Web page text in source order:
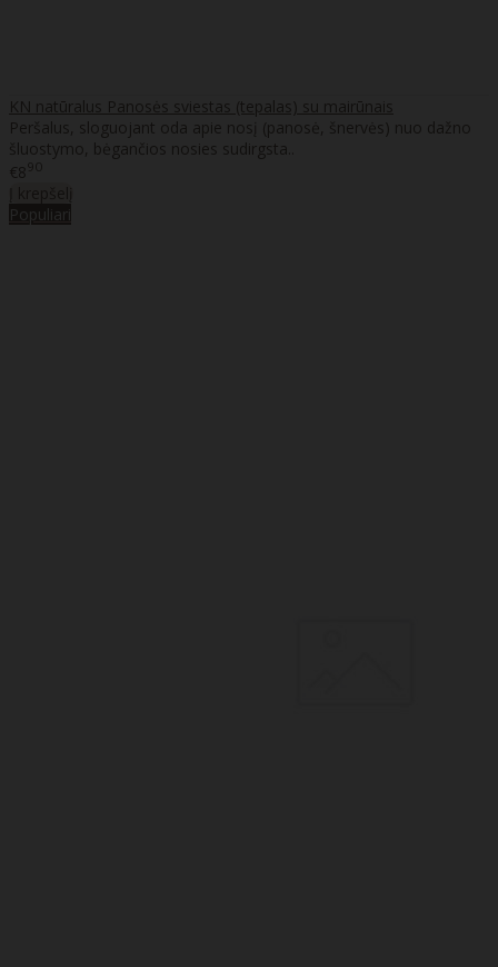
KN natūralus Panosės sviestas (tepalas) su mairūnais
Peršalus, sloguojant oda apie nosį (panosė, šnervės) nuo dažno
šluostymo, bėgančios nosies sudirgsta..
€890
Populiari